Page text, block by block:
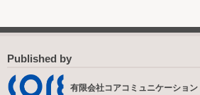
Published by
有限会社コアコミュニケーション